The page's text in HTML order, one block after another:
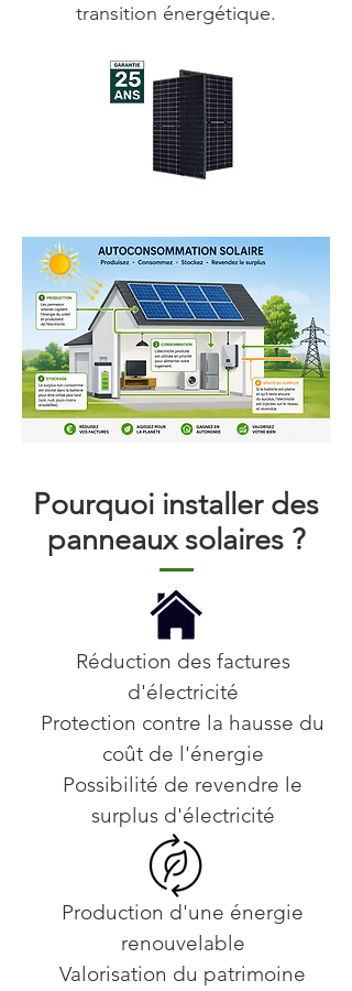
transition énergétique.
Pourquoi installer des
panneaux solaires ?
Réduction des factures
d'électricité
Protection contre la hausse du
coût de l'énergie
Possibilité de revendre le
surplus d'électricité
Production d'une énergie
renouvelable
Valorisation du patrimoine